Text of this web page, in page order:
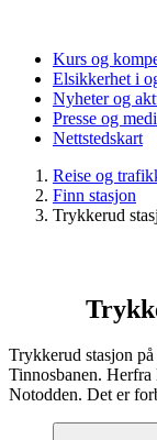
Kurs og
Elsikkerhet i
Nyheter og
Presse og
Nettstedskart
Reise og
Finn stasjon
Trykkerud
Trykkerud stasjon
Tinnosbanen.
Notodden. Det er